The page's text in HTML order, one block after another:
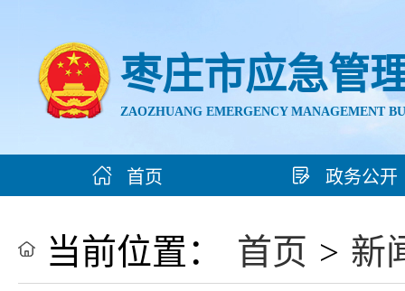
枣庄市应急管
ZAOZHUANG EMERGENCY MANAGEMENT
首页 政务公开
当前位置： 首页 > 新